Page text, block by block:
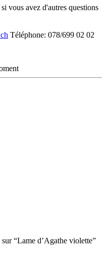
vous avez d'autres questions
Téléphone: 078/699 02 02
“Lame d’Agathe violette”